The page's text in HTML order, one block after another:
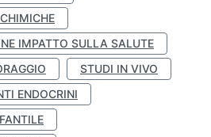
IMPATTO SULLA SALUTE
STUDI IN VIVO
ENDOCRINI